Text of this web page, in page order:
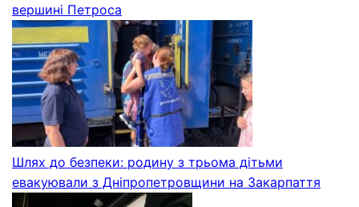
вершині Петроса
Шлях до безпеки: родину з трьома дітьми
евакуювали з Дніпропетровщини на Закарпаття